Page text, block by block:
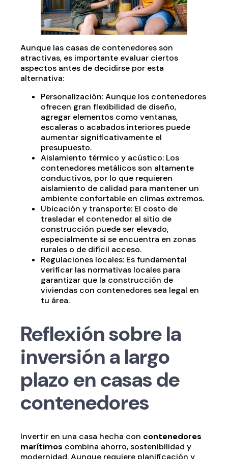
Aunque las casas de contenedores son
atractivas, es importante evaluar ciertos
aspectos antes de decidirse por esta
alternativa:
Personalización: Aunque los contenedores
ofrecen gran flexibilidad de diseño,
agregar elementos como ventanas,
escaleras o acabados interiores puede
aumentar significativamente el
presupuesto.
Aislamiento térmico y acústico: Los
contenedores metálicos son altamente
conductivos, por lo que requieren
aislamiento de calidad para mantener un
ambiente confortable en climas extremos.
Ubicación y transporte: El costo de
trasladar el contenedor al sitio de
construcción puede ser elevado,
especialmente si se encuentra en zonas
rurales o de difícil acceso.
Regulaciones locales: Es fundamental
verificar las normativas locales para
garantizar que la construcción de
viviendas con contenedores sea legal en
tu área.
Reflexión sobre la
inversión a largo
plazo en casas de
contenedores
Invertir en una casa hecha con contenedores
marítimos combina ahorro, sostenibilidad y
modernidad. Aunque requiere planificación y